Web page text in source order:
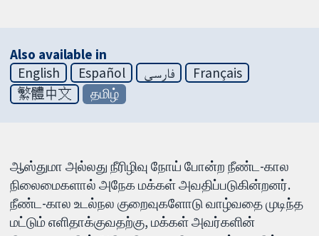
Also available in
English
Español فارسی
Français
繁體中文
தமிழ்
ஆஸ்துமா அல்லது நீரிழிவு நோய் போன்ற நீண்ட-கால
நிலைமைகளால் அநேக மக்கள் அவதிப்படுகின்றனர்.
நீண்ட-கால உடல்நல குறைவுகளோடு வாழ்வதை முடிந்த
மட்டும் எளிதாக்குவதற்கு, மக்கள் அவர்களின்